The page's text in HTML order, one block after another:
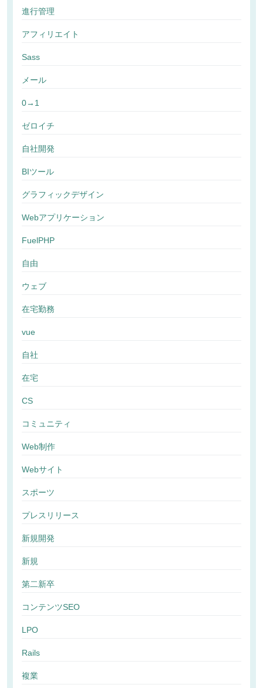
進行管理
アフィリエイト
Sass
メール
0→1
ゼロイチ
自社開発
BIツール
グラフィックデザイン
Webアプリケーション
FuelPHP
自由
ウェブ
在宅勤務
vue
自社
在宅
CS
コミュニティ
Web制作
Webサイト
スポーツ
プレスリリース
新規開発
新規
第二新卒
コンテンツSEO
LPO
Rails
複業